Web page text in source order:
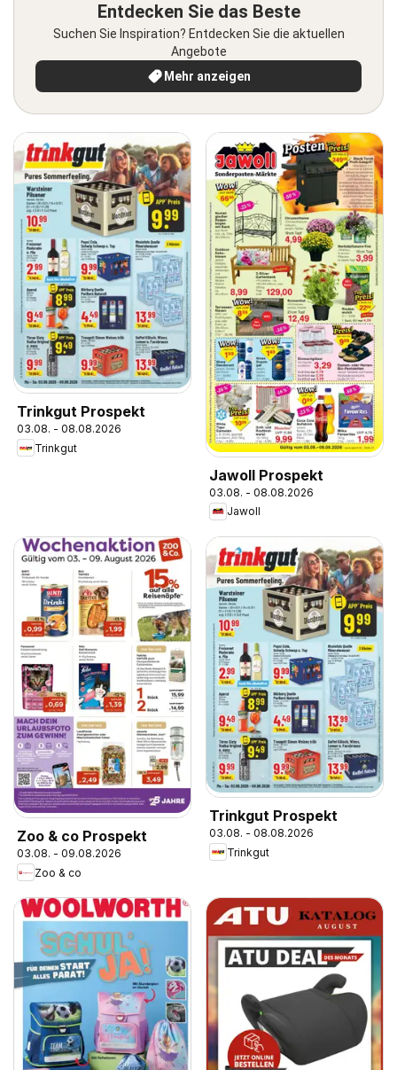
Entdecken Sie das Beste
Suchen Sie Inspiration? Entdecken Sie die aktuellen
Angebote
Mehr anzeigen
Trinkgut Prospekt
03.08. - 08.08.2026
Trinkgut
Jawoll Prospekt
03.08. - 08.08.2026
Jawoll
Zoo & co Prospekt
03.08. - 09.08.2026
Zoo & co
Trinkgut Prospekt
03.08. - 08.08.2026
Trinkgut